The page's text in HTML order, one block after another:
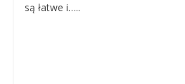
są łatwe i…..